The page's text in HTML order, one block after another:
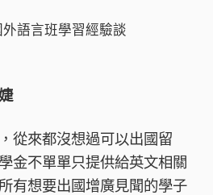
外語言班學習經驗談
從來都沒想過可以出國留
金不單單只提供給英文相關
有想要出國增廣見聞的學子